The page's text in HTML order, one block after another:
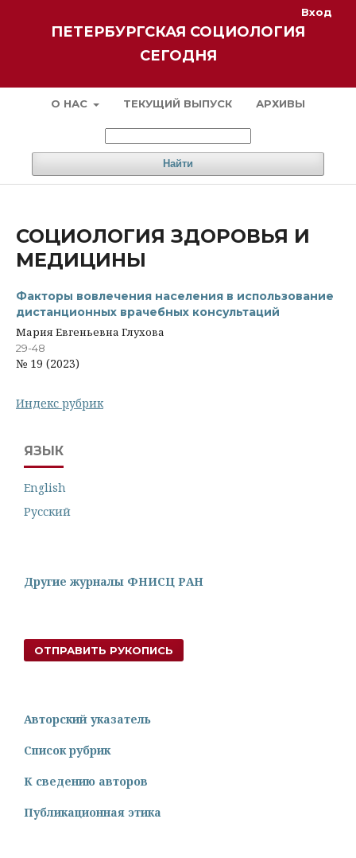
ПЕТЕРБУРГСКАЯ СОЦИОЛОГИЯ
СЕГОДНЯ
О НАС ТЕКУЩИЙ ВЫПУСК АРХИВЫ
Найти
Вход
СОЦИОЛОГИЯ ЗДОРОВЬЯ И
МЕДИЦИНЫ
Факторы вовлечения населения в использование
дистанционных врачебных консультаций
Мария Евгеньевна Глухова
29-48
№ 19 (2023)
Индекс рубрик
ЯЗЫК
English
Русский
Другие журналы ФНИСЦ РАН
ОТПРАВИТЬ РУКОПИСЬ
Авторский указатель
Список рубрик
К сведению авторов
Публикационная этика